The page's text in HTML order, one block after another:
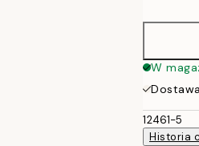
W
12461-5
Historia